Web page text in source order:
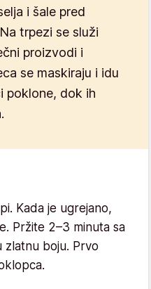
i šale pred
trpezi se služi
proizvodi i
se maskiraju i idu
poklone, dok ih
Kada je ugrejano,
Pržite 2–3 minuta sa
zlatnu boju. Prvo